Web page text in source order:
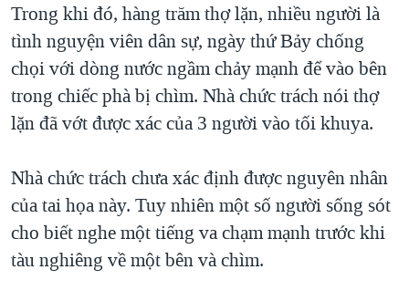
Trong khi đó, hàng trăm thợ lặn, nhiều người là
tình nguyện viên dân sự, ngày thứ Bảy chống
chọi với dòng nước ngầm chảy mạnh để vào bên
trong chiếc phà bị chìm. Nhà chức trách nói thợ
lặn đã vớt được xác của 3 người vào tối khuya.
Nhà chức trách chưa xác định được nguyên nhân
của tai họa này. Tuy nhiên một số người sống sót
cho biết nghe một tiếng va chạm mạnh trước khi
tàu nghiêng về một bên và chìm.